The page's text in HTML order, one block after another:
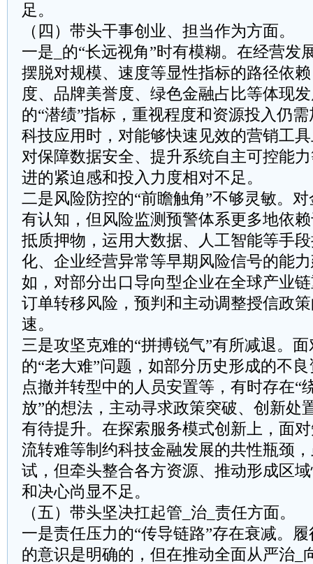
足。
（四）带头干事创业、担当作为方面。
一是_的“长远视角”时有模糊。在经营发
摆脱对规模、速度等显性指标的路径依
度、品牌美誉度、绿色金融占比等体现
的“潜绩”指标，重视程度和资源投入仍
科技应用时，对能够快速见效的营销工
对保障数据安全、提升系统自主可控能
进的紧迫感和投入力度相对不足。
二是风险防控的“前瞻触角”不够灵敏。
有认知，但风险监测预警体系更多地依
抵质押物，运用大数据、人工智能等手
化、企业经营异常等早期风险信号的能
如，对部分出口导向型企业在全球产业
订单转移风险，预判和主动调整授信政
速。
三是攻坚克难的“拼搏锐气”有所减退。
的“老大难”问题，如部分历史形成的不
点撤并转型中的人员安置等，有时存在“
放”的想法，主动寻求政策突破、创新处
有待提升。在探索服务模式创新上，面
流转难等制约科技金融发展的共性瓶颈
试，但牵头整合各方资源、推动形成区
和决心尚显不足。
（五）带头坚决扛起管_治_责任方面。
一是责任压力的“传导链路”存在衰减。
的意识是明确的，但在推动全面从严治_